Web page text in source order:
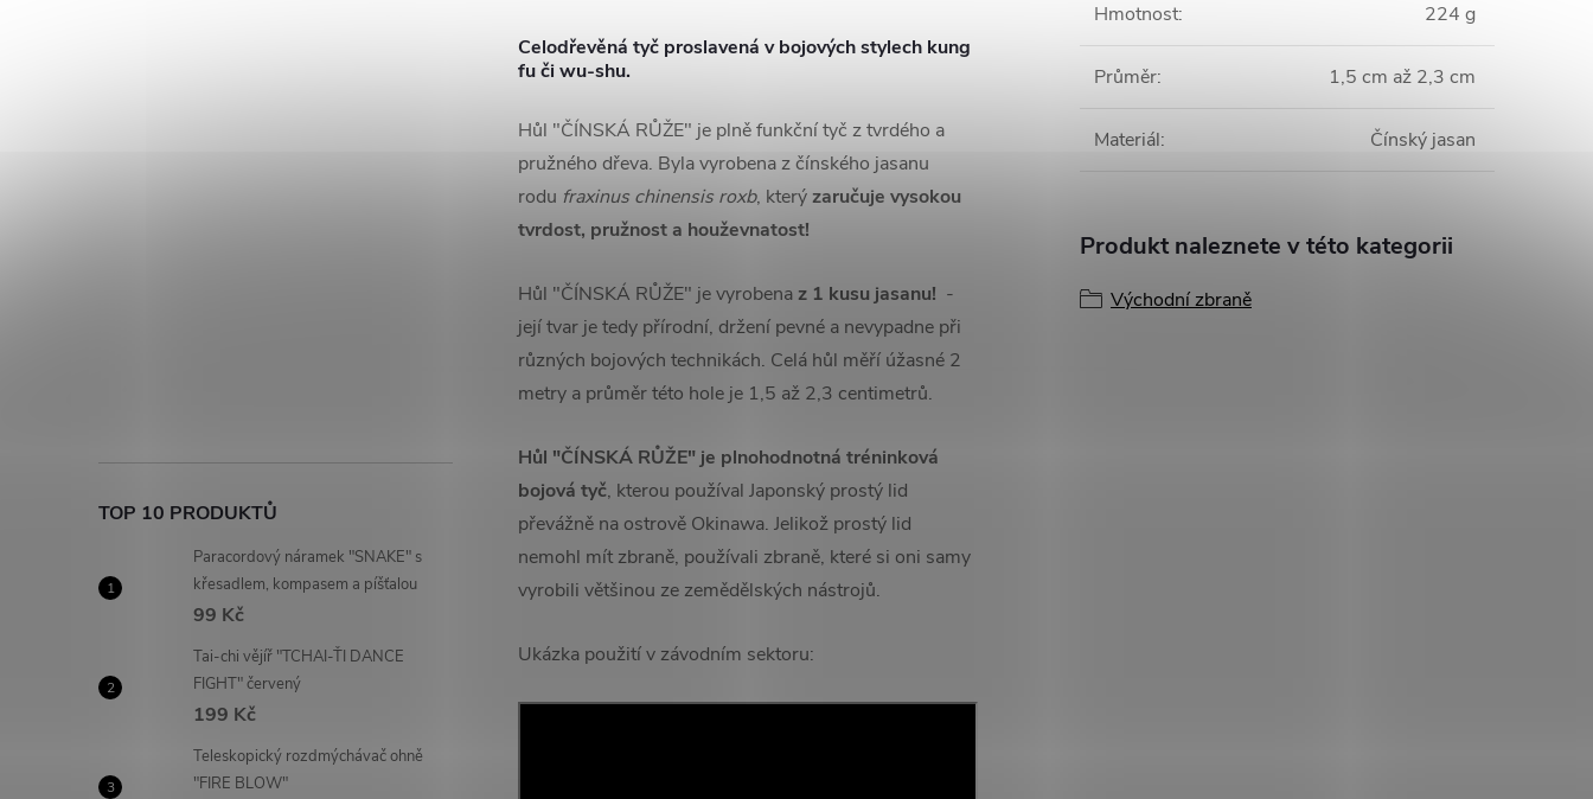
TOP 10 PRODUKTŮ
Paracordový náramek "SNAKE" s
křesadlem, kompasem a píšťalou
99 Kč
Tai-chi vějíř "TCHAI-ŤI DANCE
FIGHT" červený
199 Kč
Teleskopický rozdmýchávač ohně
"FIRE BLOW"
Celodřevěná tyč proslavená v bojových stylech kung
fu či wu-shu.
Hůl "ČÍNSKÁ RŮŽE" je plně funkční tyč z tvrdého a
pružného dřeva. Byla vyrobena z čínského jasanu
rodu fraxinus chinensis roxb, kterýzaručuje vysokou
tvrdost, pružnost a houževnatost!
Hůl "ČÍNSKÁ RŮŽE" je vyrobena z 1 kusu jasanu! -
její tvar je tedy přírodní, držení pevné a nevypadne při
různých bojových technikách. Celá hůl měří úžasné 2
metry a průměr této hole je 1,5 až 2,3 centimetrů.
Hůl "ČÍNSKÁ RŮŽE" je plnohodnotná tréninková
bojová tyč, kterou používal Japonský prostý lid
převážně na ostrově Okinawa. Jelikož prostý lid
nemohl mít zbraně, používali zbraně, které si oni samy
vyrobili většinou ze zemědělských nástrojů.
Ukázka použití v závodním sektoru:
Hmotnost: 224 g
Průměr: 1,5 cm až 2,3 cm
Materiál: Čínský jasan
Produkt naleznete v této kategorii
Východní zbraně